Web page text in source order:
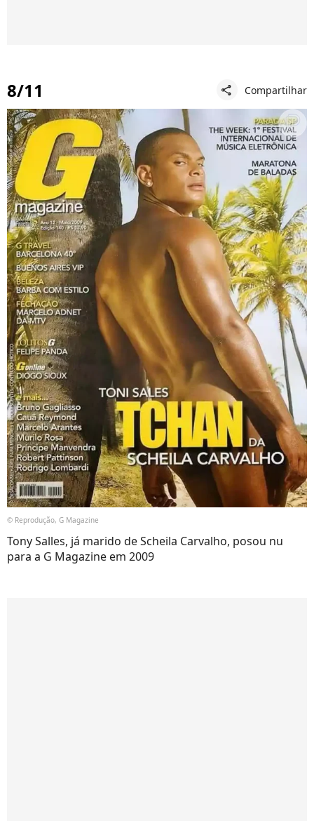
8/11 share Compartilhar
© Reprodução, G Magazine
Tony Salles, já marido de Scheila Carvalho, posou nu
para a G Magazine em 2009